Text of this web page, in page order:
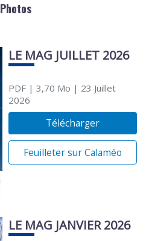
Photos
LE MAG JUILLET 2026
PDF| 3,70 Mo | 23 Juillet
2026
Télécharger
Feuilleter sur Calaméo
LE MAG JANVIER 2026